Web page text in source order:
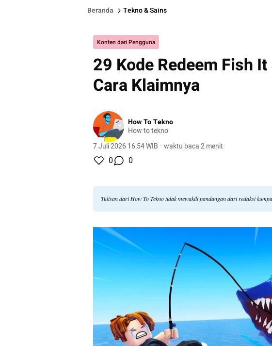
Beranda Tekno & Sains
Konten dari Pengguna
29 Kode Redeem Fish
Cara Klaimnya
How To Tekno
How to tekno
7 Juli 2026 16:54 WIB · waktu baca 2 menit
0 0
Tulisan dari How To Tekno tidak mewakili pandangan dari redaksi